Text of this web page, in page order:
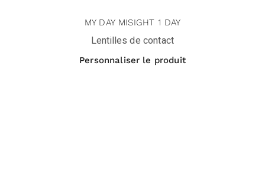
MY DAY MISIGHT 1 DAY
Lentilles de contact
Personnaliser le produit